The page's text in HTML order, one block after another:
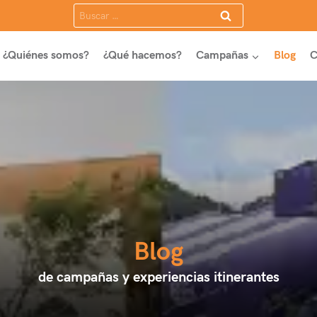
Buscar:
¿Quiénes somos? ¿Qué hacemos? Campañas Blog
Blog
de campañas y experiencias itinerantes